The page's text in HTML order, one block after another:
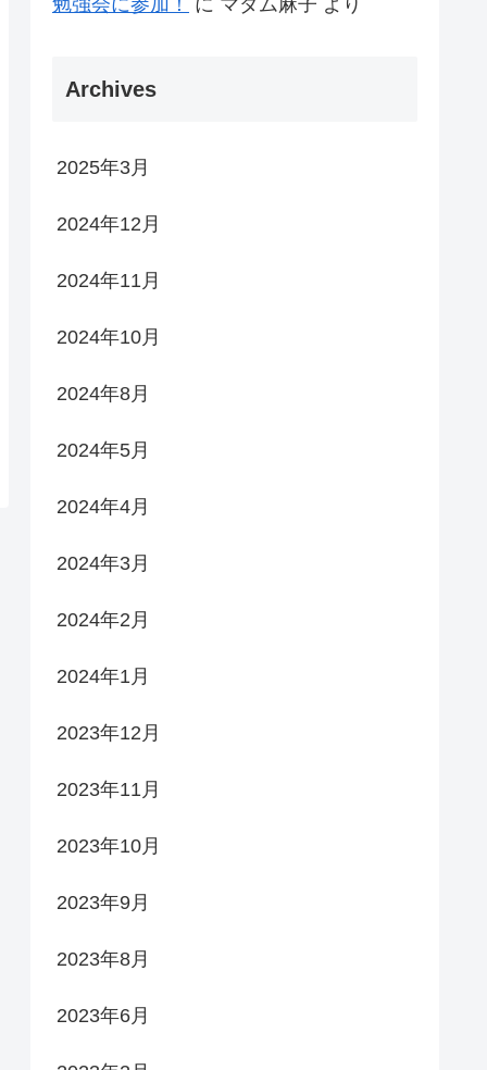
Archives
2025年3月
2024年12月
2024年11月
2024年10月
2024年8月
2024年5月
2024年4月
2024年3月
2024年2月
2024年1月
2023年12月
2023年11月
2023年10月
2023年9月
2023年8月
2023年6月